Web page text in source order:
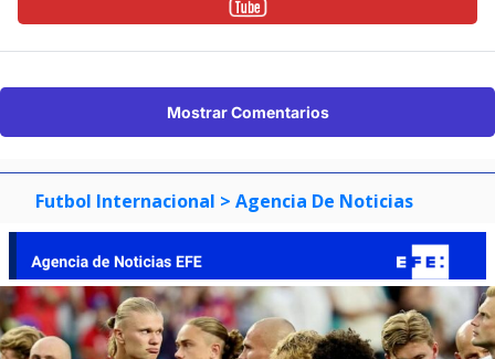
Mostrar Comentarios
Futbol Internacional > Agencia De Noticias